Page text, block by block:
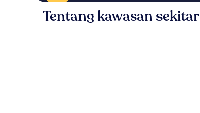
Tentang kawasan sekitar